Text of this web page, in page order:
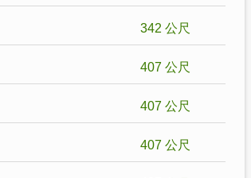
342 公尺
407 公尺
407 公尺
407 公尺